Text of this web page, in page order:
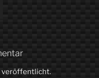
veröffentlicht.